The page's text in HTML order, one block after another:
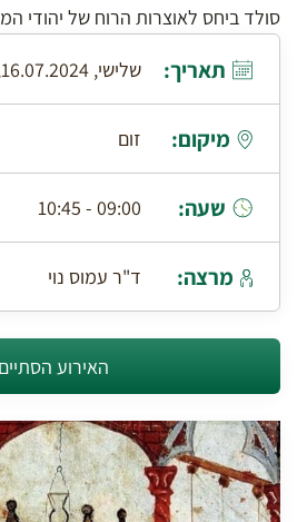
סולד ביחס לאוצרות הרוח של יהודי
תאריך: שלישי, 16.07.2024, י' בתמוז תשפ"ד
מיקום: זום
שעה: 09:00 - 10:45
מרצה: ד"ר עמוס נוי
האירוע הסתיים